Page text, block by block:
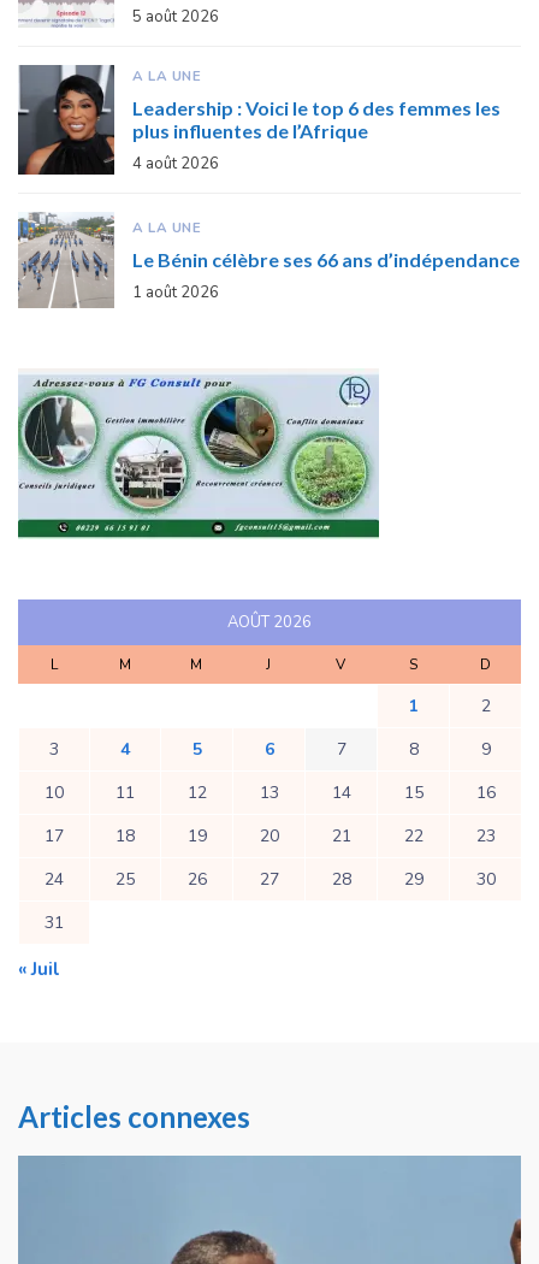
5 août 2026
A LA UNE
Leadership : Voici le top 6 des femmes les
plus influentes de l’Afrique
4 août 2026
A LA UNE
Le Bénin célèbre ses 66 ans d’indépendance
1 août 2026
AOÛT 2026
L M M J V S D
1
2
3
4 5 6 7 8
9
10
11 12 13 14 15
16
17
18 19 20 21 22
23
24
25 26 27 28 29
30
31
« Juil
Articles connexes